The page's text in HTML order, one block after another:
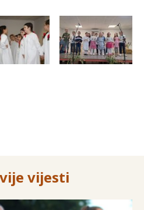
vijesti